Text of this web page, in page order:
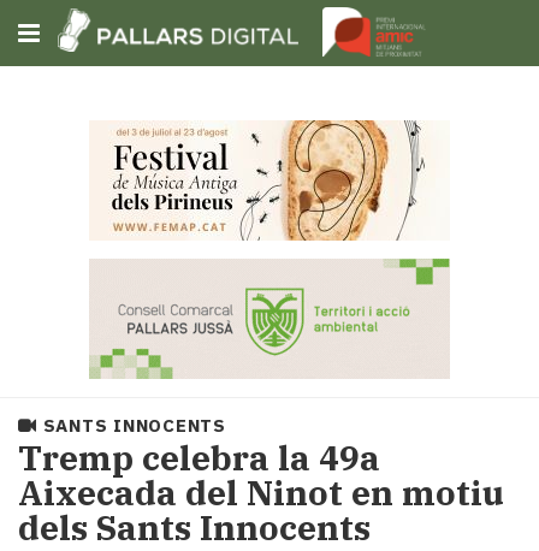
Subscriu-t'hi
Portada
Societat
Política
municipis
Economia
SANTS INNOCENTS
Tremp celebra la 49a
Aixecada del Ninot en motiu
dels Sants Innocents